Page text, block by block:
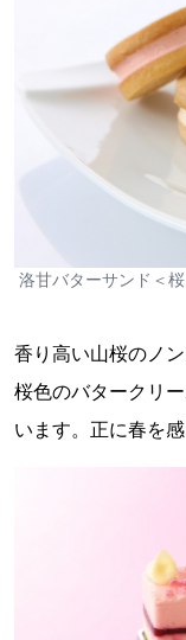
洛甘バターサンド＜
香り高い山桜のノ
桜色のバタークリ
います。正に春を感